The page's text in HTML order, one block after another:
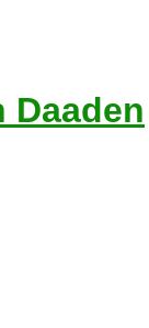
Daaden